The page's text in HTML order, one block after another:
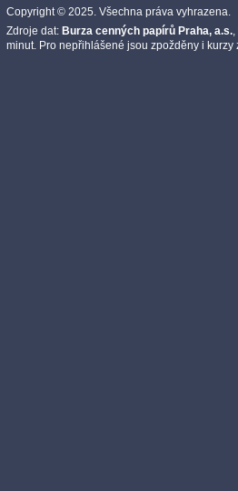
Copyright © 2025. Všechna práva vyhrazena.
Zdroje dat: Burza cenných papírů Praha, a.s.,
minut. Pro nepřihlášené jsou zpožděny i kurzy